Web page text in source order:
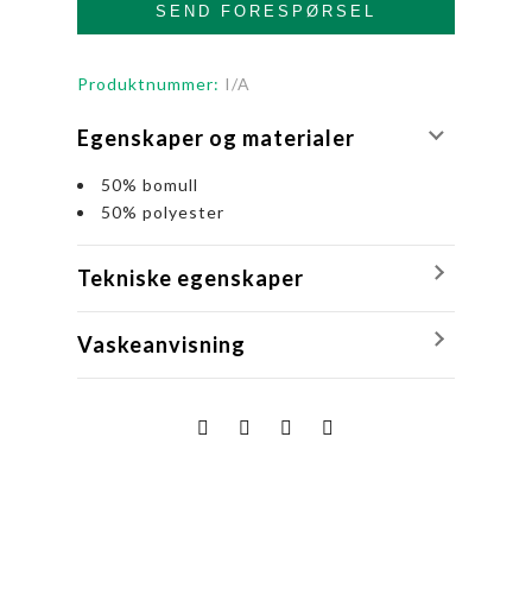
SEND FORESPØRSEL
Produktnummer: I/A
Egenskaper og materialer
50% bomull
50% polyester
Tekniske egenskaper
Vaskeanvisning